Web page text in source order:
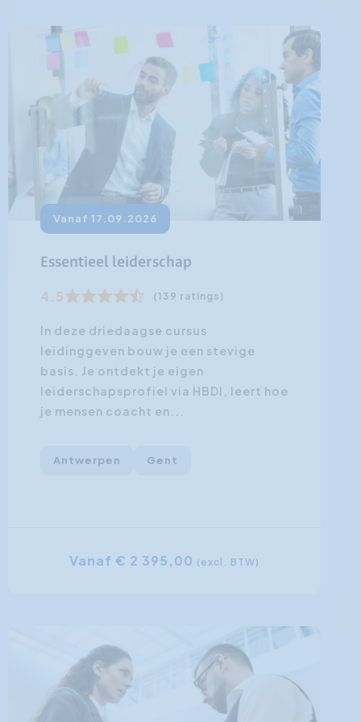
Vanaf 17.09.2026
Essentieel leiderschap
4.5 (139 ratings)
In deze driedaagse cursus
leidinggeven bouw je een stevige
basis. Je ontdekt je eigen
leiderschapsprofiel via HBDI, leert hoe
je mensen coacht en...
Antwerpen Gent
Vanaf € 2 395,00 (excl. BTW)